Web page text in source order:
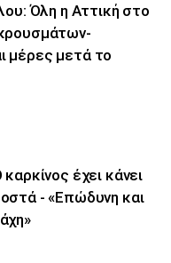
Όλη η Αττική στο
μέρες μετά το
έχει κάνει
- «Επώδυνη και